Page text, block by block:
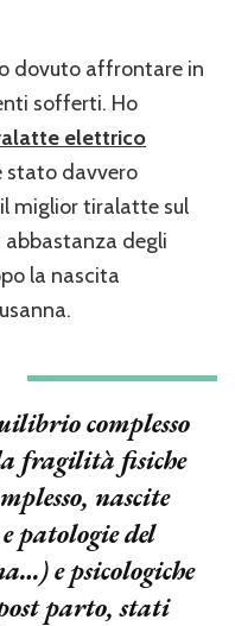
dovuto affrontare in
sofferti. Ho
elettrico
stato davvero
miglior tiralatte sul
degli
la nascita
complesso
fragilità fisiche
nascite
patologie del
e psicologiche
parto, stati